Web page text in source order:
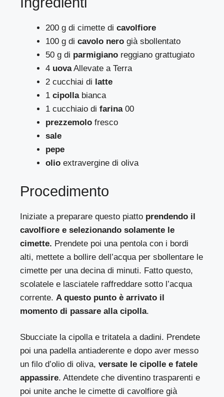
200 g di cimette di cavolfiore
100 g di cavolo nero già sbollentato
50 g di parmigiano reggiano grattugiato
4 uovaAllevate a Terra
2 cucchiai di latte
1 cipollabianca
1 cucchiaio di farina00
prezzemolo fresco
sale
pepe
olio extravergine di oliva
Procedimento
Iniziate a preparare questo piatto prendendo il
cavolfiore e selezionando solamente le
cimette. Prendete poi una pentola con i bordi
alti, mettete a bollire dell’acqua per sbollentare le
cimette per una decina di minuti. Fatto questo,
scolatele e lasciatele raffreddare sotto l’acqua
corrente.A questo punto è arrivato il
momento di passare alla cipolla.
Sbucciate la cipolla e tritatela a dadini. Prendete
poi una padella antiaderente e dopo aver messo
un filo d’olio di oliva, versate le cipolle e fatele
appassire. Attendete che diventino trasparenti e
poi unite anche le cimette di cavolfiore già